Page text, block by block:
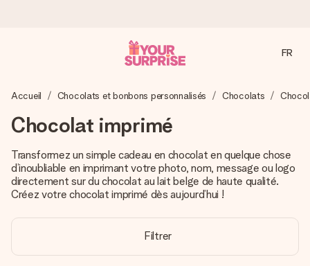
Nous préparons votre cadeau avec attention et l’envoyons
quand cela compte le plus.
4,8 (sur la base de +15 000 avis)
une note de 4,8 sur Google Reviews (total de tous les
pays où nous sommes présents).
FR
Accueil Chocolats et bonbons personnalisés Chocolats
Chocolat imprimé
Transformez un simple cadeau en chocolat en quelque chose
d’inoubliable en imprimant votre photo, nom, message ou logo
directement sur du chocolat au lait belge de haute qualité.
Créez votre chocolat imprimé dès aujourd’hui !
Filtrer